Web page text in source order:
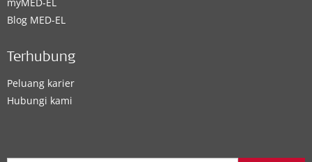
myMED‑EL
Blog MED-EL
Terhubung
Peluang karier
Hubungi kami